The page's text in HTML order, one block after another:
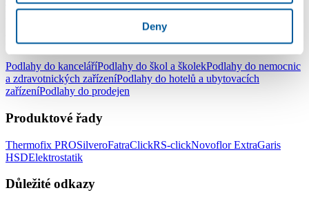
Deny
pracovnyPodlahy do dětského pokoje
Podlahy pro komerční užití
Podlahy do kanceláříPodlahy do škol a školekPodlahy do nemocnic
a zdravotnických zařízeníPodlahy do hotelů a ubytovacích
zařízeníPodlahy do prodejen
Produktové řady
Thermofix PROSilveroFatraClickRS-clickNovoflor ExtraGaris
HSDElektrostatik
Důležité odkazy